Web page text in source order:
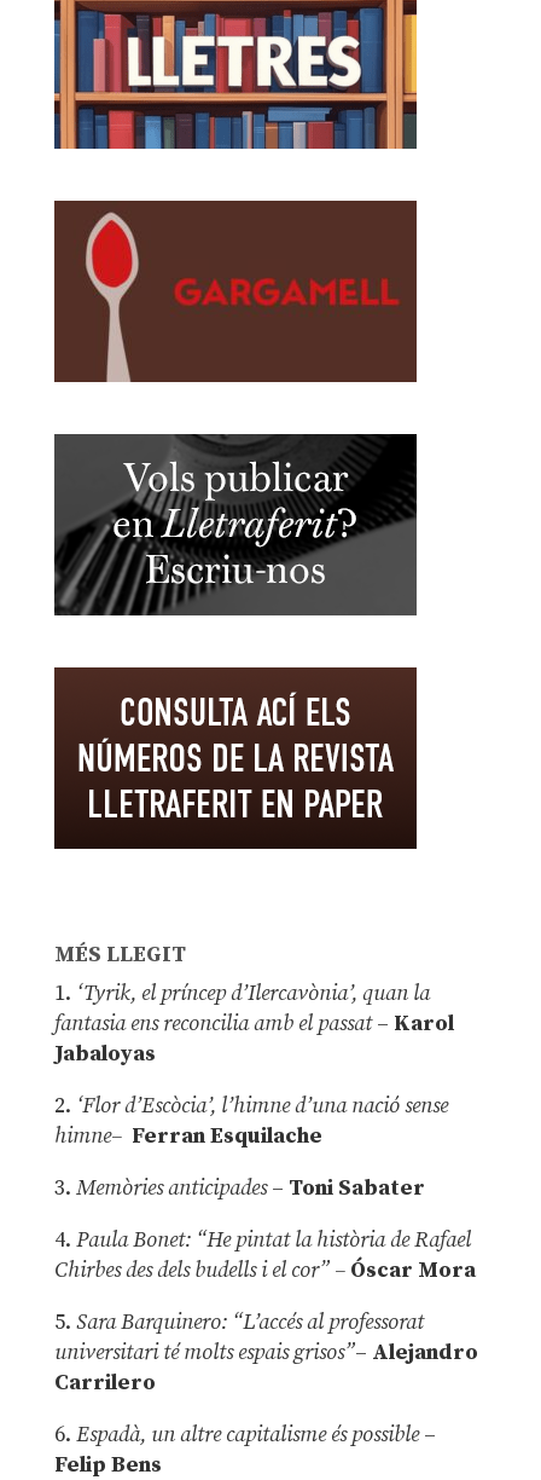
MÉS LLEGIT
1. ‘Tyrik, el príncep d’Ilercavònia’, quan la
fantasia ens reconcilia amb el passat– Karol
Jabaloyas
2. ‘Flor d’Escòcia’, l’himne d’una nació sense
himne– Ferran Esquilache
3. Memòries anticipades– Toni Sabater
4. Paula Bonet: “He pintat la història de Rafael
Chirbes des dels budells i el cor” –Óscar Mora
5. Sara Barquinero: “L’accés al professorat
universitari té molts espais grisos”– Alejandro
Carrilero
6. Espadà, un altre capitalisme és possible –
Felip Bens